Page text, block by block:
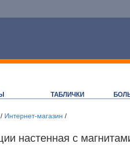
ТАБЛИЧКИ
/ Интернет-магазин /
настенная с